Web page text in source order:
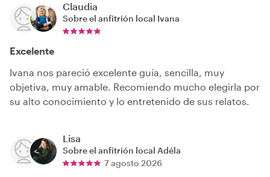
Claudia
Sobre el anfitrión local Ivana
Excelente
Ivana nos pareció excelente guía, sencilla, muy
objetiva, muy amable. Recomiendo mucho elegirla por
su alto conocimiento y lo entretenido de sus relatos.
Lisa
Sobre el anfitrión local Adéla
7 agosto 2026